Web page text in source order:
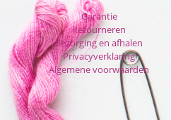
Garantie
Retourneren
Bezorging en afhalen
Privacyverklaring
Algemene voorwaarden